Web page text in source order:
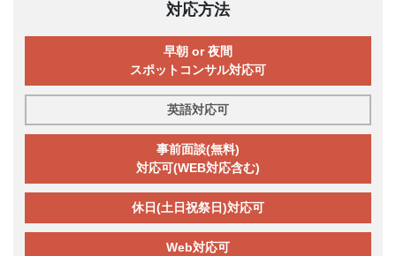
対応方法
早朝 or 夜間
スポットコンサル対応可
英語対応可
事前面談(無料)
対応可(WEB対応含む)
休日(土日祝祭日)対応可
Web対応可